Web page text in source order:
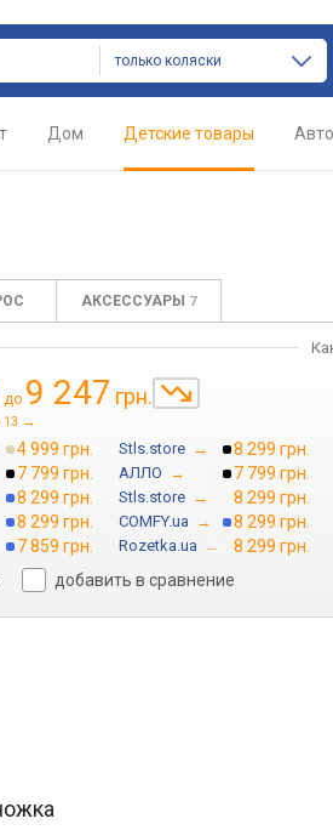
только коляски
Дом Детские товары Авто
АКСЕССУАРЫ 7
до 9 247 грн.
13 →
4 999 грн. Stls.store → 8 299 грн.
7 799 грн. АЛЛО → 7 799 грн.
8 299 грн. Stls.store → 8 299 грн.
8 299 грн. COMFY.ua → 8 299 грн.
7 859 грн. Rozetka.ua →
8 299 грн.
добавить в сравнение